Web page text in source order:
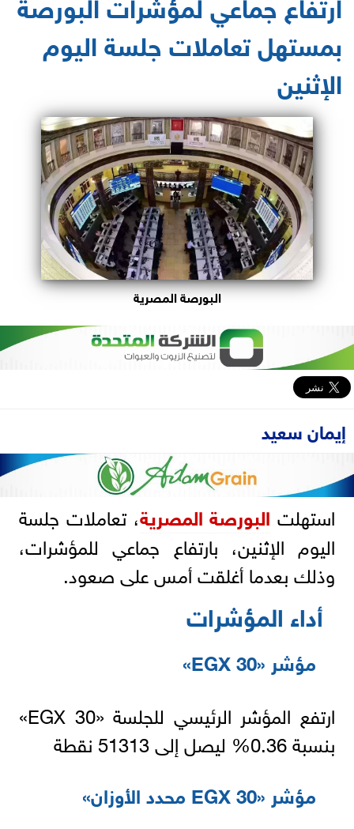
بمستهل تعاملات جلسة اليوم
الإثنين
البورصة المصرية
إيمان سعيد
استهلت البورصة المصرية، تعاملات جلسة
اليوم الإثنين، بارتفاع جماعي للمؤشرات،
وذلك بعدما أغلقت أمس على صعود.
أداء المؤشرات
مؤشر «EGX 30»
ارتفع المؤشر الرئيسي للجلسة «EGX 30»
بنسبة 0.36% ليصل إلى 51313 نقطة
مؤشر «EGX 30 محدد الأوزان»